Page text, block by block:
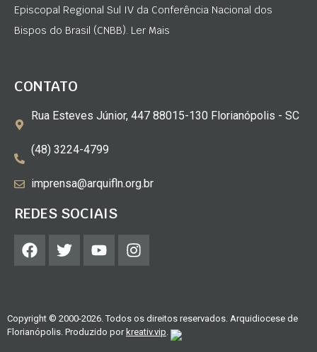
Episcopal Regional Sul IV da Conferência Nacional dos
Bispos do Brasil (CNBB). Ler Mais
CONTATO
Rua Esteves Júnior, 447 88015-130 Florianópolis - SC
(48) 3224-4799
imprensa@arquifln.org.br
REDES SOCIAIS
Copyright © 2000-2026. Todos os direitos reservados. Arquidiocese de
Florianópolis. Produzido por kreativ.vip.